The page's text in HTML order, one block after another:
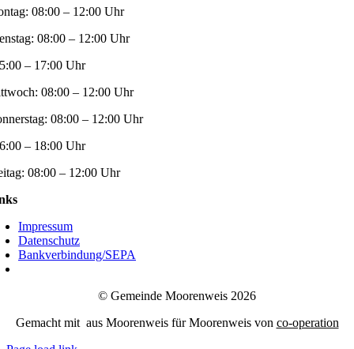
08:00 – 12:00 Uhr
08:00 – 12:00 Uhr
– 17:00 Uhr
08:00 – 12:00 Uhr
08:00 – 12:00 Uhr
– 18:00 Uhr
08:00 – 12:00 Uhr
Impressum
Datenschutz
Bankverbindung/SEPA
© Gemeinde Moorenweis 2026
Gemacht mit aus Moorenweis für Moorenweis von co-operation